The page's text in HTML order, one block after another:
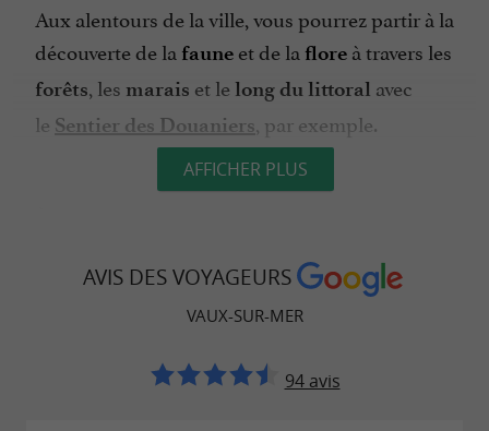
Aux alentours de la ville, vous pourrez partir à la
découverte de la faune et de la flore à travers les
forêts, les marais et le long du littoral avec
le Sentier des Douaniers , par exemple.
QUE FAIRE À VAUX-SUR-MER ?
AFFICHER PLUS
AVIS DES VOYAGEURS
VAUX-SUR-MER
94 avis